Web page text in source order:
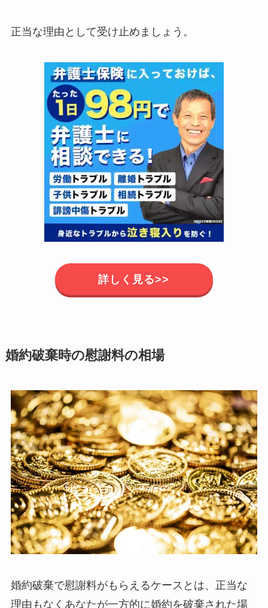
正当な理由として受け止めましょう。
詳しく見る>>
婚約破棄時の慰謝料の相場
婚約破棄で慰謝料がもらえるケースとは、正当な
理由もなくあなたが一方的に婚約を破棄された場